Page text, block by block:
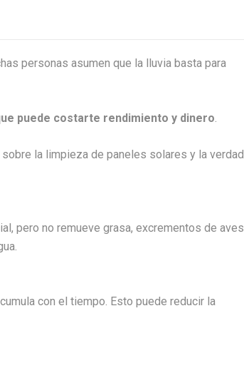
personas asumen que la lluvia basta para
puede costarte rendimiento y dinero.
la limpieza de paneles solares y la verdad
pero no remueve grasa, excrementos de aves
con el tiempo. Esto puede reducir la